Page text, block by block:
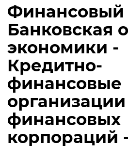
Финансовый
Банковская
экономики -
Кредитно-
финансовые
финансовых
корпораций